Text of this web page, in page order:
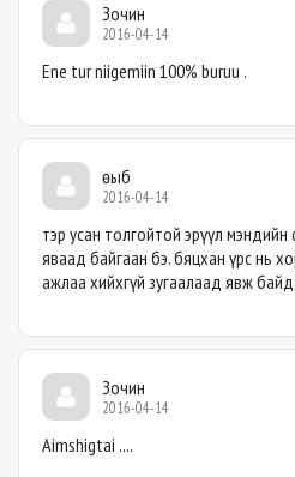
Зочин
2016-04-14
Ene tur niigemiin 100% buruu .
өыб
2016-04-14
тэр усан толгойтой эрүүл
яваад байгаан бэ. бяцхан үрс нь
ажлаа хийхгүй зугаалаад явж
Зочин
2016-04-14
Aimshigtai ....